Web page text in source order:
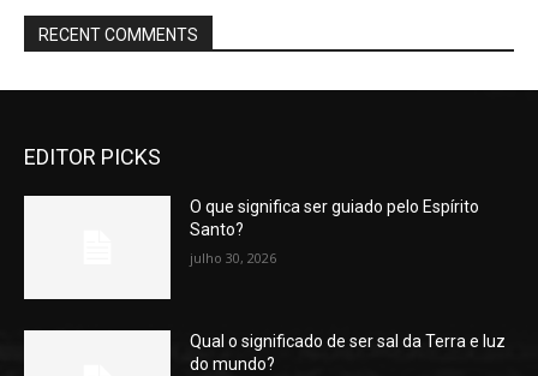
RECENT COMMENTS
EDITOR PICKS
O que significa ser guiado pelo Espírito
Santo?
julho 30, 2026
Qual o significado de ser sal da Terra e luz
do mundo?